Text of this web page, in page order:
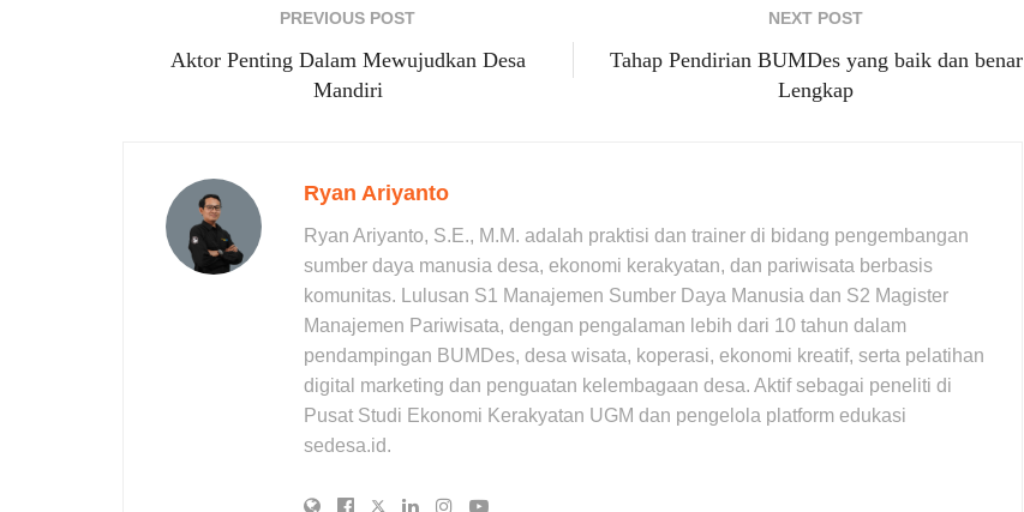
PREVIOUS POST
Aktor Penting Dalam Mewujudkan Desa
Mandiri
NEXT POST
Tahap Pendirian BUMDes yang baik dan benar
Lengkap
Ryan Ariyanto
Ryan Ariyanto, S.E., M.M. adalah praktisi dan trainer di bidang pengembangan
sumber daya manusia desa, ekonomi kerakyatan, dan pariwisata berbasis
komunitas. Lulusan S1 Manajemen Sumber Daya Manusia dan S2 Magister
Manajemen Pariwisata, dengan pengalaman lebih dari 10 tahun dalam
pendampingan BUMDes, desa wisata, koperasi, ekonomi kreatif, serta pelatihan
digital marketing dan penguatan kelembagaan desa. Aktif sebagai peneliti di
Pusat Studi Ekonomi Kerakyatan UGM dan pengelola platform edukasi
sedesa.id.